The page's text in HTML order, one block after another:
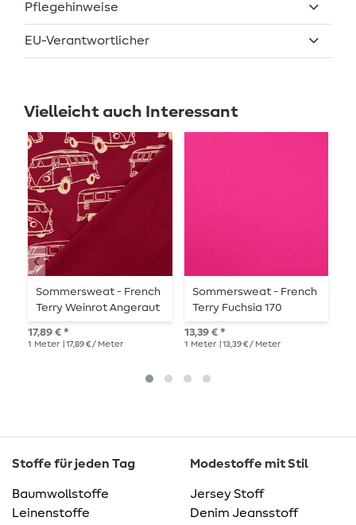
Pflegehinweise
EU-Verantwortlicher
Vielleicht auch Interessant
Sommersweat - French
Terry Weinrot Angeraut
17,89 € *
1 Meter | 17,89 € / Meter
Sommersweat - French
Terry Fuchsia 170
Schlingenstruktur
13,39 € *
1 Meter | 13,39 € / Meter
Stoffe für jeden Tag
Baumwollstoffe
Leinenstoffe
Modestoffe mit Stil
Jersey Stoff
Denim Jeansstoff